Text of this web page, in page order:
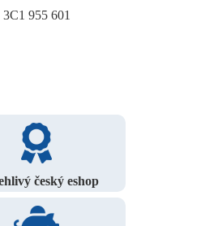
3C1 955 601
český eshop